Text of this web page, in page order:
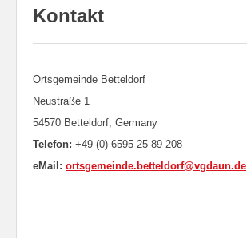
Kontakt
Ortsgemeinde Betteldorf
Neustraße 1
54570 Betteldorf, Germany
Telefon: +49 (0) 6595 25 89 208
eMail: ortsgemeinde.betteldorf@vgdaun.de